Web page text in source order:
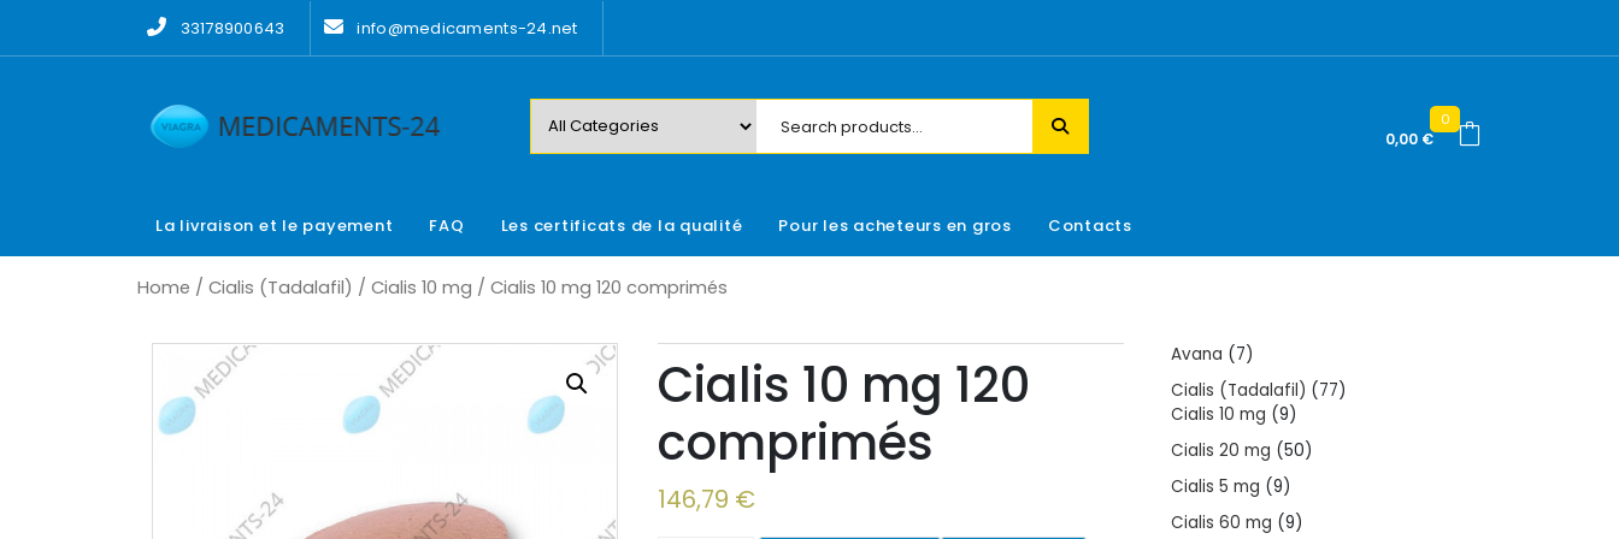
33178900643 info@medicaments-24.net
0,00 €
0
La livraison et le payement FAQ Les certificats de la qualité Pour les acheteurs en gros Contacts
Home / Cialis (Tadalafil) / Cialis 10 mg / Cialis 10 mg 120 comprimés
Cialis 10 mg 120
comprimés
146,79 €
Avana 77
products
Cialis (Tadalafil) 7777
Cialis 10 mg 99
products
Cialis 20 mg 5050
Cialis 5 mg 99
products
Cialis 60 mg 99